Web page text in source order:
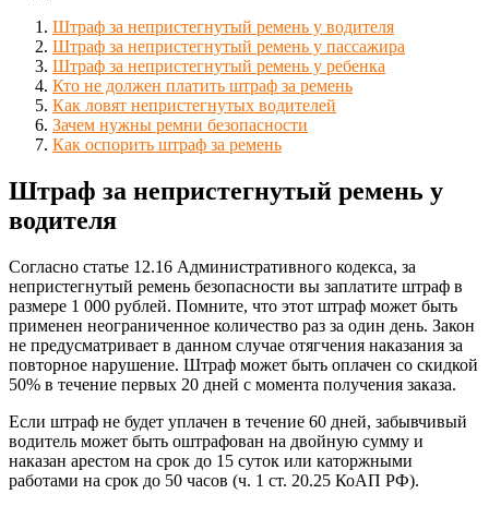
Штраф за непристегнутый ремень у водителя
Штраф за непристегнутый ремень у пассажира
Штраф за непристегнутый ремень у ребенка
Кто не должен платить штраф за ремень
Как ловят непристегнутых водителей
Зачем нужны ремни безопасности
Как оспорить штраф за ремень
Штраф за непристегнутый ремень у
водителя
Согласно статье 12.16 Административного кодекса, за
непристегнутый ремень безопасности вы заплатите штраф в
размере 1 000 рублей. Помните, что этот штраф может быть
применен неограниченное количество раз за один день. Закон
не предусматривает в данном случае отягчения наказания за
повторное нарушение. Штраф может быть оплачен со скидкой
50% в течение первых 20 дней с момента получения заказа.
Если штраф не будет уплачен в течение 60 дней, забывчивый
водитель может быть оштрафован на двойную сумму и
наказан арестом на срок до 15 суток или каторжными
работами на срок до 50 часов (ч. 1 ст. 20.25 КоАП РФ).